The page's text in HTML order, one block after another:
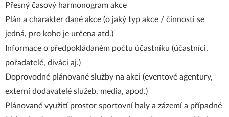
Přesný časový harmonogram akce
Plán a charakter dané akce (o jaký typ akce / činnosti se
jedná, pro koho je určena atd.)
Informace o předpokládaném počtu účastníků (účastníci,
pořadatelé, diváci aj.)
Doprovodné plánované služby na akci (eventové agentury,
externí dodavatelé služeb, media, apod.)
Plánované využití prostor sportovní haly a zázemí a případné